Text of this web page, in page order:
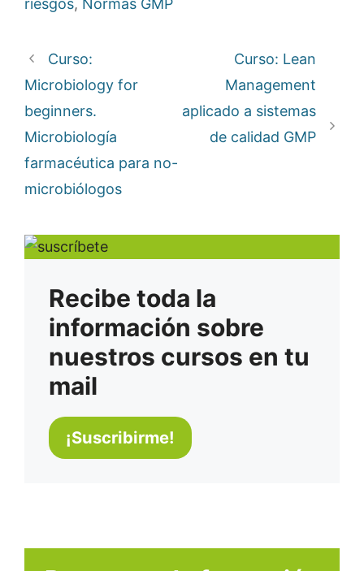
riesgos, Normas GMP
Curso:
Microbiology for
beginners.
Microbiología
farmacéutica para no-
microbiólogos
Curso: Lean
Management
aplicado a sistemas
de calidad GMP
Recibe toda la
información sobre
nuestros cursos en tu
mail